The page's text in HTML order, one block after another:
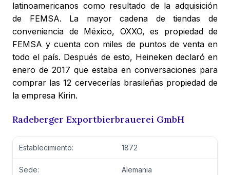
latinoamericanos como resultado de la adquisición
de FEMSA. La mayor cadena de tiendas de
conveniencia de México, OXXO, es propiedad de
FEMSA y cuenta con miles de puntos de venta en
todo el país. Después de esto, Heineken declaró en
enero de 2017 que estaba en conversaciones para
comprar las 12 cervecerías brasileñas propiedad de
la empresa Kirin.
Radeberger Exportbierbrauerei GmbH
Establecimiento: 1872
Sede: Alemania